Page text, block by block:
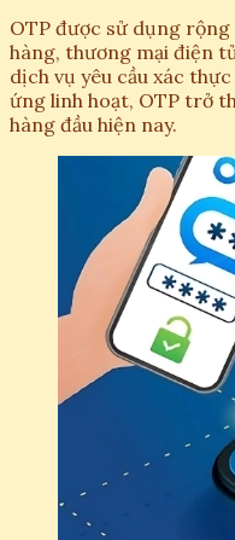
OTP được sử dụng
hàng, thương mại điện
dịch vụ yêu cầu xác
ứng linh hoạt, OTP trở
hàng đầu hiện nay.